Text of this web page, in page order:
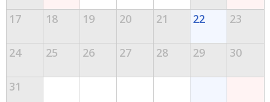
17 18 19 20 21 22 23
24 25 26 27 28 29 30
31